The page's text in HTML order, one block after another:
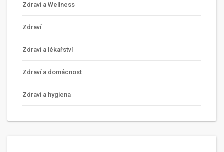
Zdraví a Wellness
Zdraví
Zdraví a lékařství
Zdraví a domácnost
Zdraví a hygiena